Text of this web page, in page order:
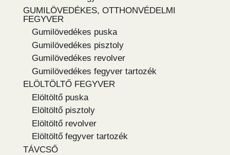
GUMILÖVEDÉKES, OTTHONVÉDELMI
FEGYVER
Gumilövedékes puska
Gumilövedékes pisztoly
Gumilövedékes revolver
Gumilövedékes fegyver tartozék
ELÖLTÖLTŐ FEGYVER
Elöltöltő puska
Elöltöltő pisztoly
Elöltöltő revolver
Elöltöltő fegyver tartozék
TÁVCSŐ